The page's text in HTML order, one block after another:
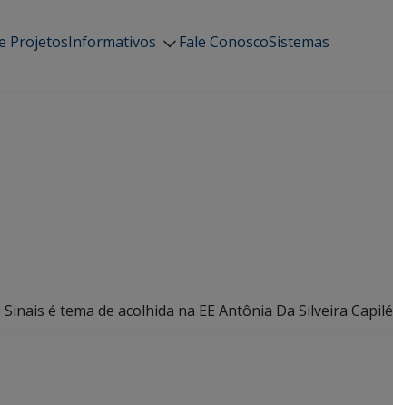
ProjetosInformativos Fale ConoscoSistemas
é tema de acolhida na EE Antônia Da Silveira Capilé